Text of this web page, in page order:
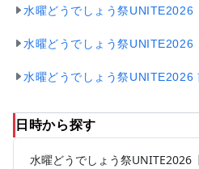
水曜どうでしょう祭UNITE2026
水曜どうでしょう祭UNITE2026
水曜どうでしょう祭UNITE2026
日時から探す
水曜どうでしょう祭UNITE2026